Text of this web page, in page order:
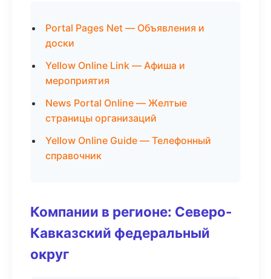
Portal Pages Net — Объявления и
доски
Yellow Online Link — Афиша и
мероприятия
News Portal Online — Желтые
страницы организаций
Yellow Online Guide — Телефонный
справочник
Компании в регионе: Северо-
Кавказский федеральный
округ